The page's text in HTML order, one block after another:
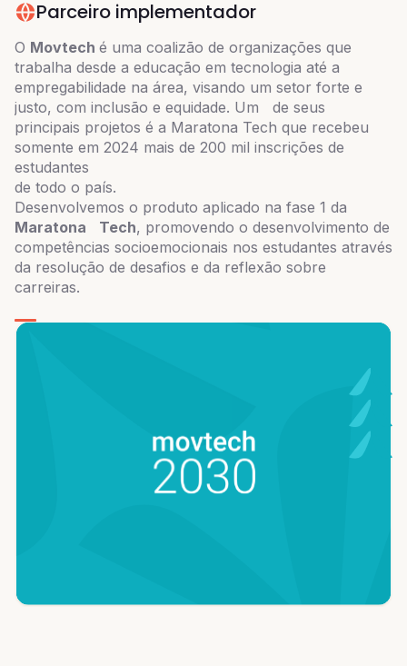
Parceiro implementador
O Movtech é uma coalizão de organizações que
trabalha desde a educação em tecnologia até a
empregabilidade na área, visando um setor forte e
justo, com inclusão e equidade. Um de seus
principais projetos é a Maratona Tech que recebeu
somente em 2024 mais de 200 mil inscrições de
estudantes
de todo o país.
Desenvolvemos o produto aplicado na fase 1 da
Maratona Tech, promovendo o desenvolvimento de
competências socioemocionais nos estudantes através
da resolução de desafios e da reflexão sobre
carreiras.